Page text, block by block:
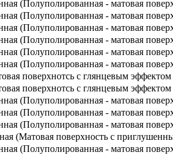
(Полуполированная - матовая
(Полуполированная - матовая
(Полуполированная - матовая
(Полуполированная - матовая
(Полуполированная - матовая
(Полуполированная - матовая
поверхнотсь с глянцевым эффектом
поверхнотсь с глянцевым эффектом
(Полуполированная - матовая
(Полуполированная - матовая
(Полуполированная - матовая
(Матовая поверхность с
(Полуполированная - матовая